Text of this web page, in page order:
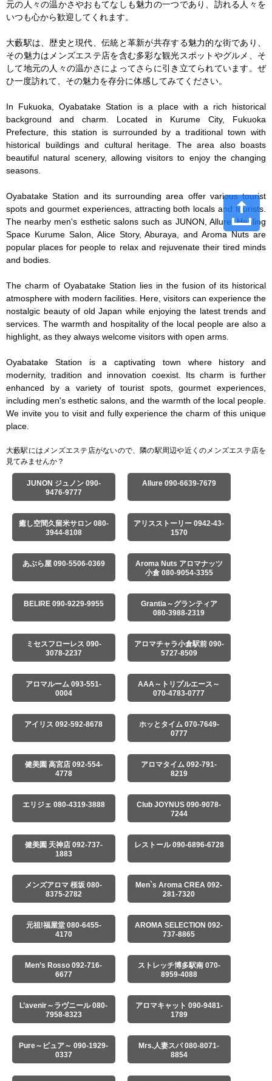
元の人々の温かさやおもてなしも魅力の一つであり、訪れる人々を
いつも心から歓迎してくれます。
大藪駅は、歴史と現代、伝統と革新が共存する魅力的な街であり、
その魅力はメンズエステ店を含む多彩な観光スポットやグルメ、そ
して地元の人々の温かさによってさらに引き立てられています。ぜ
ひ一度訪れて、その魅力を存分に体感してみてください。
In Fukuoka, Oyabatake Station is a place with a rich historical
background and charm. Located in Kurume City, Fukuoka
Prefecture, this station is surrounded by a traditional town with
historical buildings and cultural heritage. The area also boasts
beautiful natural scenery, allowing visitors to enjoy the changing
seasons.
Oyabatake Station and its surrounding area offer various tourist
spots and gourmet experiences, attracting both locals and tourists.
The nearby men's esthetic salons such as JUNON, Allure, Healing
Space Kurume Salon, Alice Story, Aburaya, and Aroma Nuts are
popular places for people to relax and rejuvenate their tired minds
and bodies.
The charm of Oyabatake Station lies in the fusion of its historical
atmosphere with modern facilities. Here, visitors can experience the
nostalgic beauty of old Japan while enjoying the latest trends and
services. The warmth and hospitality of the local people are also a
highlight, as they always welcome visitors with open arms.
Oyabatake Station is a captivating town where history and
modernity, tradition and innovation coexist. Its charm is further
enhanced by a variety of tourist spots, gourmet experiences,
including men's esthetic salons, and the warmth of the local people.
We invite you to visit and fully experience the charm of this unique
place.
大藪駅にはメンズエステ店がないので、隣の駅周辺や近くのメンズエステ店を
見てみませんか？
JUNON ジュノン 090-
9476-9777
Allure 090-6639-7679
癒し空間久留米サロン 080-
3944-8108
アリスストーリー 0942-43-
1570
あぶら屋 090-5506-0369
Aroma Nuts アロマナッツ
小倉 080-9054-3355
BELIRE 090-9229-9955
Grantia～グランティア
080-3988-2319
ミセスフローレス 090-
3078-2237
アロマチャラ小倉駅前 090-
5727-8509
アロマルーム 093-551-
0004
AAA～トリプルエース～
070-4783-0777
アイリス 092-592-8678
ホッとタイム 070-7649-
0777
健美園 高宮店 092-554-
4778
アロマタイム 092-791-
8219
エリジェ 080-4319-3888
Club JOYNUS 090-9078-
7244
健美園 天神店 092-737-
1883
レストール 090-6896-6728
メンズアロマ 桜坂 080-
8375-2782
Men`s Aroma CREA 092-
281-7320
元祖!福屋堂 080-6455-
4170
AROMA SELECTION 092-
737-8865
Men’s Rosso 092-716-
6677
ストレッチ博多駅南 070-
8959-4088
L’avenir～ラヴニール 080-
7958-8323
アロマキャット 090-9481-
1789
Pure～ピュア～ 090-1929-
0337
Mrs.人妻スパ 080-8071-
8854